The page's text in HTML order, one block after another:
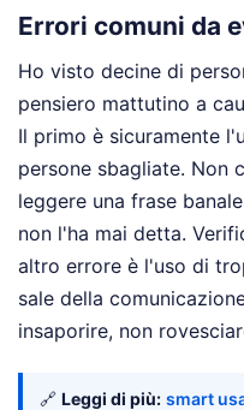
Errori comuni da
Ho visto decine di
pensiero mattutino a
Il primo è sicuramente
persone sbagliate. Non
leggere una frase
non l'ha mai detta.
altro errore è l'uso di
sale della
insaporire, non
🔗 Leggi di più: smart